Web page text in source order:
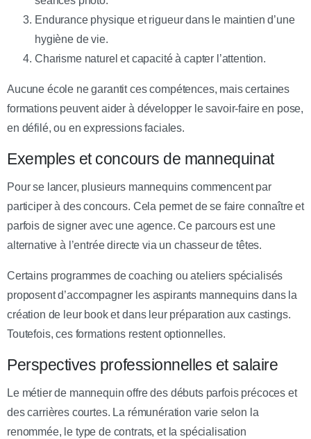
Endurance physique et rigueur dans le maintien d’une
hygiène de vie.
Charisme naturel et capacité à capter l’attention.
Aucune école ne garantit ces compétences, mais certaines
formations peuvent aider à développer le savoir-faire en pose,
en défilé, ou en expressions faciales.
Exemples et concours de mannequinat
Pour se lancer, plusieurs mannequins commencent par
participer à des concours. Cela permet de se faire connaître et
parfois de signer avec une agence. Ce parcours est une
alternative à l’entrée directe via un chasseur de têtes.
Certains programmes de coaching ou ateliers spécialisés
proposent d’accompagner les aspirants mannequins dans la
création de leur book et dans leur préparation aux castings.
Toutefois, ces formations restent optionnelles.
Perspectives professionnelles et salaire
Le métier de mannequin offre des débuts parfois précoces et
des carrières courtes. La rémunération varie selon la
renommée, le type de contrats, et la spécialisation